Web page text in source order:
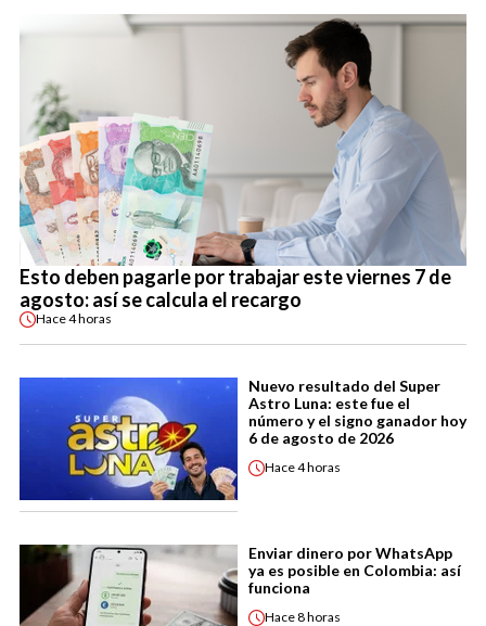
Esto deben pagarle por trabajar este viernes 7 de
agosto: así se calcula el recargo
Hace4 horas
Nuevo resultado del Super
Astro Luna: este fue el
número y el signo ganador hoy
6 de agosto de 2026
Hace4 horas
Enviar dinero por WhatsApp
ya es posible en Colombia: así
funciona
Hace8 horas